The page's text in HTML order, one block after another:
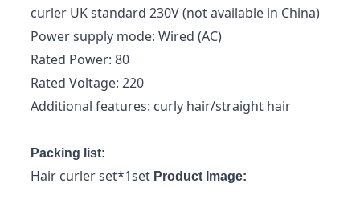
curler UK standard 230V (not available in China)
Power supply mode: Wired (AC)
Rated Power: 80
Rated Voltage: 220
Additional features: curly hair/straight hair
Packing list:
Hair curler set*1set Product Image: